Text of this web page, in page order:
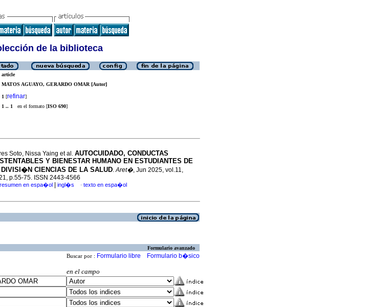
de la biblioteca
article
MATOS AGUAYO, GERARDO OMAR [Autor]
1 [refinar]
1 .. 1 en el formato [ISO 690]
Soto, Nissa Yaing et al. AUTOCUIDADO, CONDUCTAS
Y BIENESTAR HUMANO EN ESTUDIANTES DE
DIVISI�N CIENCIAS DE LA SALUD.Aret�, Jun 2025, vol.11,
p.55-75. ISSN 2443-4566
resumen en espa�ol ingl�s · texto en espa�ol
Formulario avanzado
Buscar por : Formulario libre Formulario b�sico
en el campo